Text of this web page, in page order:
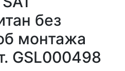
без
монтажа
GSL000498